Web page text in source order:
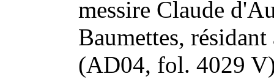
messire Claude
Baumettes,
(AD04, fol. 4029